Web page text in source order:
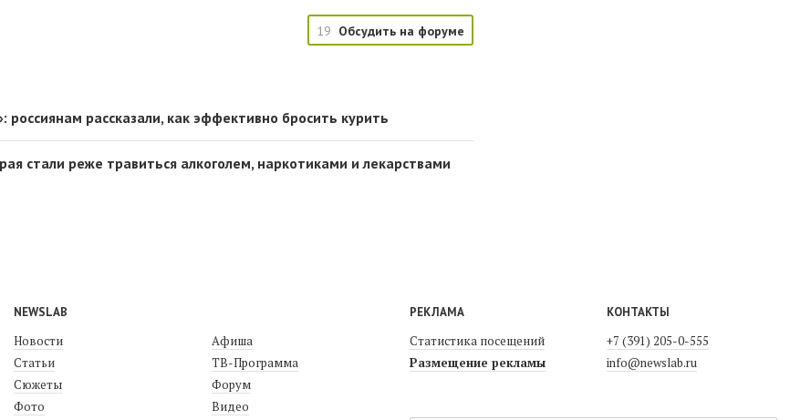
19 Обсудить на форуме
россиянам рассказали, как эффективно бросить курить
стали реже травиться алкоголем, наркотиками и лекарствами
NEWSLAB
Новости
Статьи
Сюжеты
Фото
Афиша
ТВ-Программа
Форум
Видео
РЕКЛАМА
Статистика посещений
Размещение рекламы
КОНТАКТЫ
+7 (391) 205-0-555
info@newslab.ru